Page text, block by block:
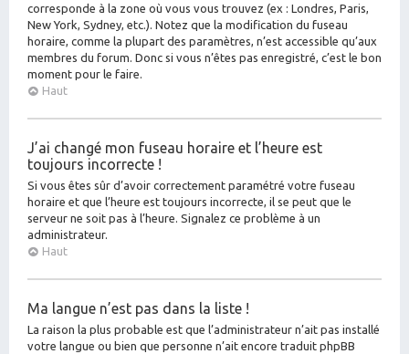
corresponde à la zone où vous vous trouvez (ex : Londres, Paris,
New York, Sydney, etc.). Notez que la modification du fuseau
horaire, comme la plupart des paramètres, n’est accessible qu’aux
membres du forum. Donc si vous n’êtes pas enregistré, c’est le bon
moment pour le faire.
Haut
J’ai changé mon fuseau horaire et l’heure est
toujours incorrecte !
Si vous êtes sûr d’avoir correctement paramétré votre fuseau
horaire et que l’heure est toujours incorrecte, il se peut que le
serveur ne soit pas à l’heure. Signalez ce problème à un
administrateur.
Haut
Ma langue n’est pas dans la liste !
La raison la plus probable est que l’administrateur n’ait pas installé
votre langue ou bien que personne n’ait encore traduit phpBB